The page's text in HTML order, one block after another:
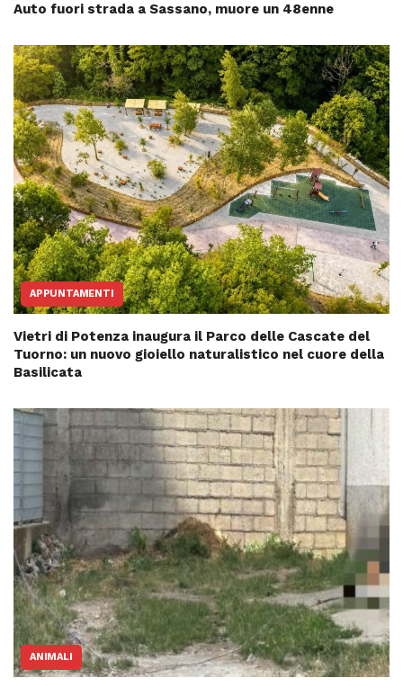
Auto fuori strada a Sassano, muore un 48enne
APPUNTAMENTI
Vietri di Potenza inaugura il Parco delle Cascate del
Tuorno: un nuovo gioiello naturalistico nel cuore della
Basilicata
ANIMALI